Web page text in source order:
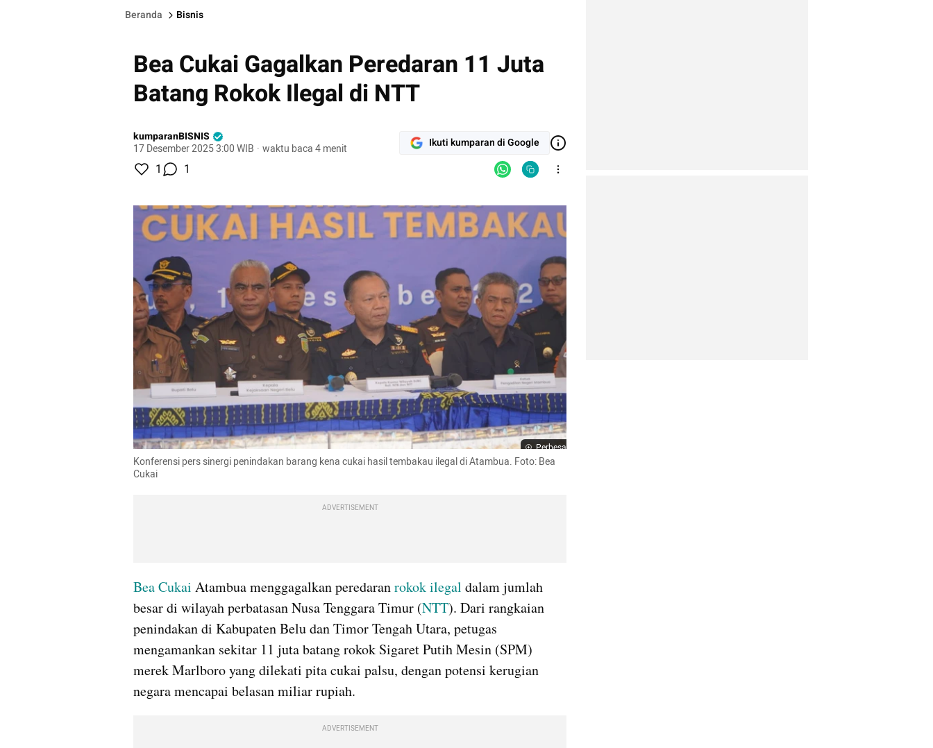
Beranda Bisnis
Bea Cukai Gagalkan Peredaran 11 Juta
Batang Rokok Ilegal di NTT
kumparanBISNIS
17 Desember 2025 3:00 WIB · waktu baca 4 menit Ikuti kumparan di Google
1 1
Perbesar
Konferensi pers sinergi penindakan barang kena cukai hasil tembakau ilegal di Atambua. Foto: Bea
Cukai
ADVERTISEMENT
Bea Cukai Atambua menggagalkan peredaran rokok ilegal dalam jumlah
besar di wilayah perbatasan Nusa Tenggara Timur (NTT). Dari rangkaian
penindakan di Kabupaten Belu dan Timor Tengah Utara, petugas
mengamankan sekitar 11 juta batang rokok Sigaret Putih Mesin (SPM)
merek Marlboro yang dilekati pita cukai palsu, dengan potensi kerugian
negara mencapai belasan miliar rupiah.
ADVERTISEMENT